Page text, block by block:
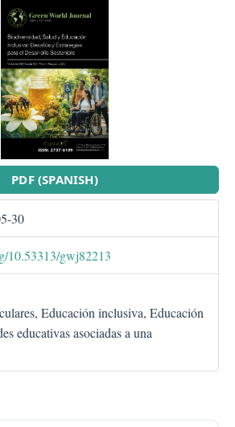
PDF (SPANISH)
30
10.53313/gwj82213
Educación inclusiva, Educación
educativas asociadas a una